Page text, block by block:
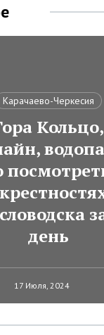
Карачаево-Черкесия
Кольцо,
день
17 Июля, 2024